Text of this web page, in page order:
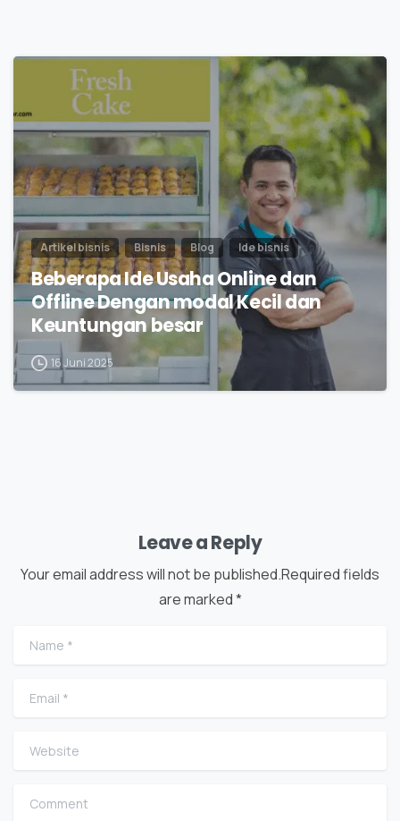
Artikel bisnis Bisnis Blog Ide bisnis
Beberapa Ide Usaha Online dan
Offline Dengan modal Kecil dan
Keuntungan besar
16 Juni 2025
Leave a Reply
Your email address will not be published.Required fields
are marked *
Name
Email
Website
Comment